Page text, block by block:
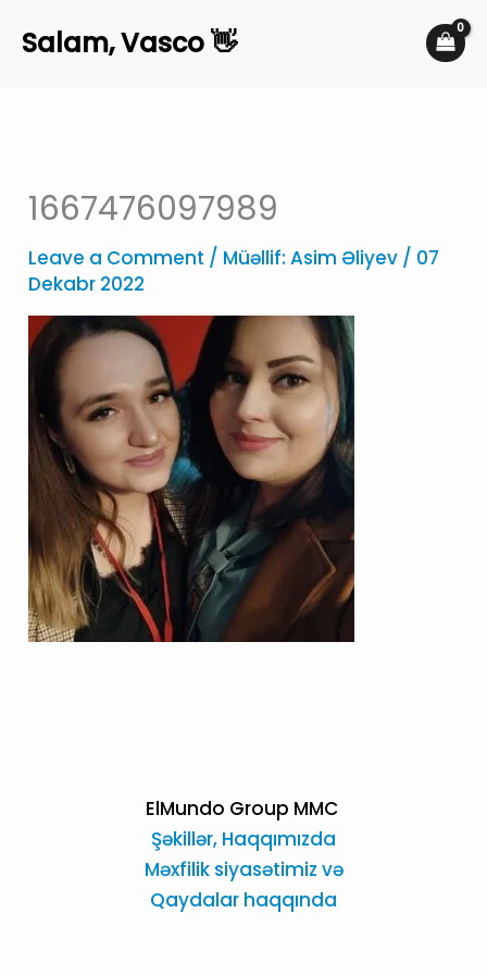
Salam, Vasco 👋
1667476097989
Leave a Comment / Müəllif:Asim Əliyev / 07
Dekabr 2022
ElMundo Group MMC
Şəkillər, Haqqımızda
Məxfilik siyasətimiz və
Qaydalar haqqında